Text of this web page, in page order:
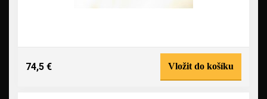
74,5 € Vložit do košíku